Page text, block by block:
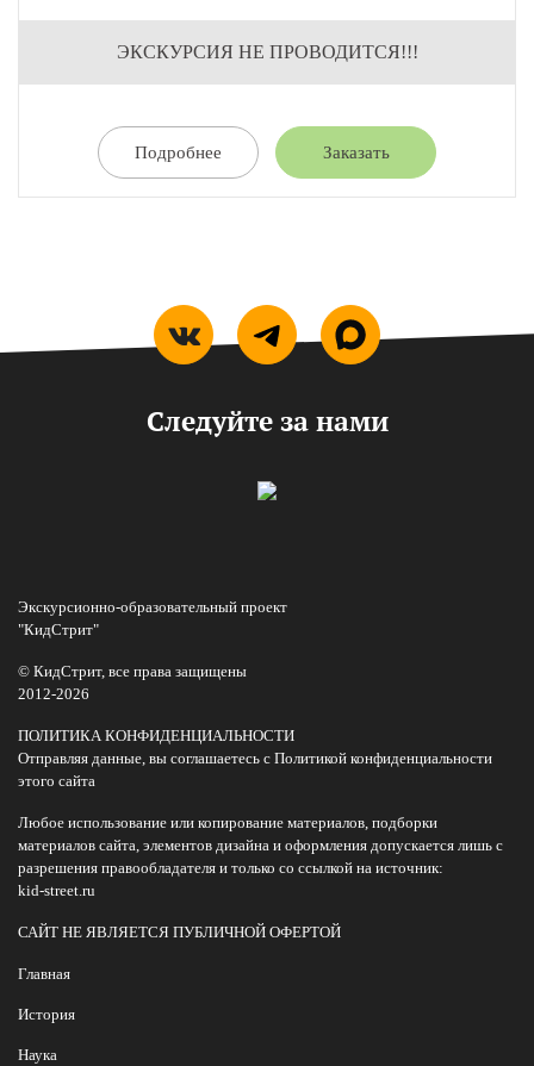
ЭКСКУРСИЯ НЕ ПРОВОДИТСЯ!!!
Подробнее Заказать
Следуйте за нами
Экскурсионно-образовательный проект
"КидСтрит"
© КидСтрит, все права защищены
2012-2026
ПОЛИТИКА КОНФИДЕНЦИАЛЬНОСТИ
Отправляя данные, вы соглашаетесь с Политикой конфиденциальности
этого сайта
Любое использование или копирование материалов, подборки
материалов сайта, элементов дизайна и оформления допускается лишь с
разрешения правообладателя и только со ссылкой на источник:
kid-street.ru
САЙТ НЕ ЯВЛЯЕТСЯ ПУБЛИЧНОЙ ОФЕРТОЙ
Главная
История
Наука